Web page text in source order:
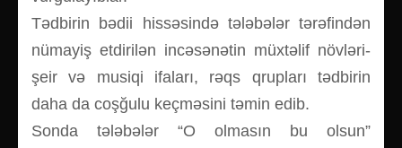
Tədbirin bədii hissəsində tələbələr tərəfindən
nümayiş etdirilən incəsənətin müxtəlif növləri-
şeir və musiqi ifaları, rəqs qrupları tədbirin
daha da coşğulu keçməsini təmin edib.
Sonda tələbələr “O olmasın bu olsun”